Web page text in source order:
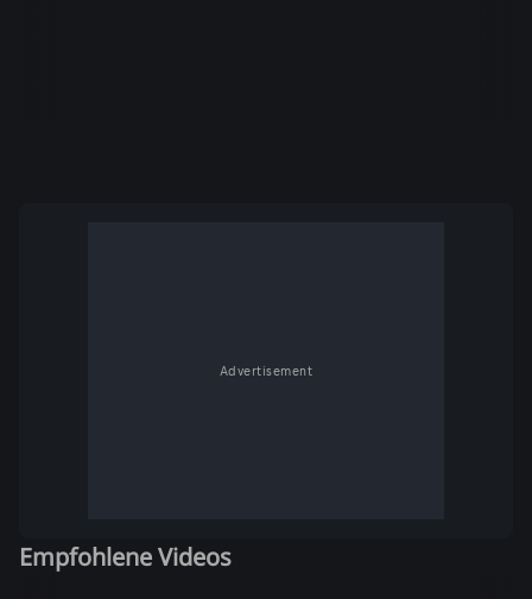
Advertisement
Empfohlene Videos